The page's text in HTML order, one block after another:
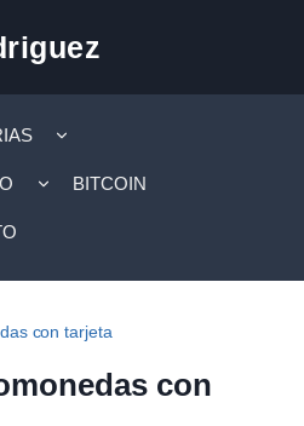
ALTERNAR
ALTERNAR
MENÚ
BITCOIN
con tarjeta
con